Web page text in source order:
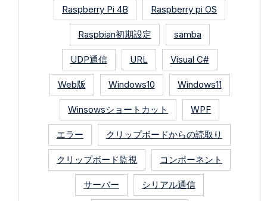
Raspberry Pi 4B Raspberry pi OS
Raspbian初期設定 samba
UDP通信 URL Visual C#
Web版 Windows10 Windows11
Winsowsショートカット WPF
エラー クリップボードからの読取り
クリップボード監視 コンポーネント
サーバー シリアル通信